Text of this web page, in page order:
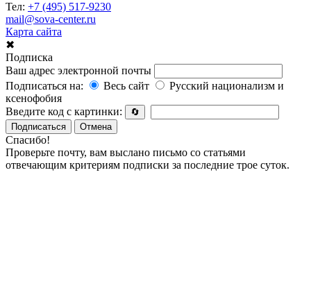
Тел: +7 (495) 517-9230
mail@sova-center.ru
Карта сайта
✖
Подписка
Ваш адрес электронной почты
Подписаться на:
Весь сайт
Русский национализм и
ксенофобия
Введите код с картинки:
🔄
Подписаться
Отмена
Спасибо!
Проверьте почту, вам выслано письмо со статьями
отвечающим критериям подписки за последние трое суток.